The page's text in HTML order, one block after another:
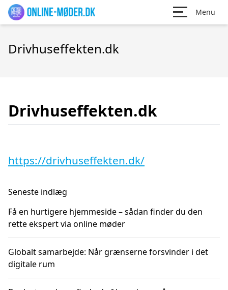
Menu
Drivhuseffekten.dk
Drivhuseffekten.dk
https://drivhuseffekten.dk/
Seneste indlæg
Få en hurtigere hjemmeside – sådan finder du den
rette ekspert via online møder
Globalt samarbejde: Når grænserne forsvinder i det
digitale rum